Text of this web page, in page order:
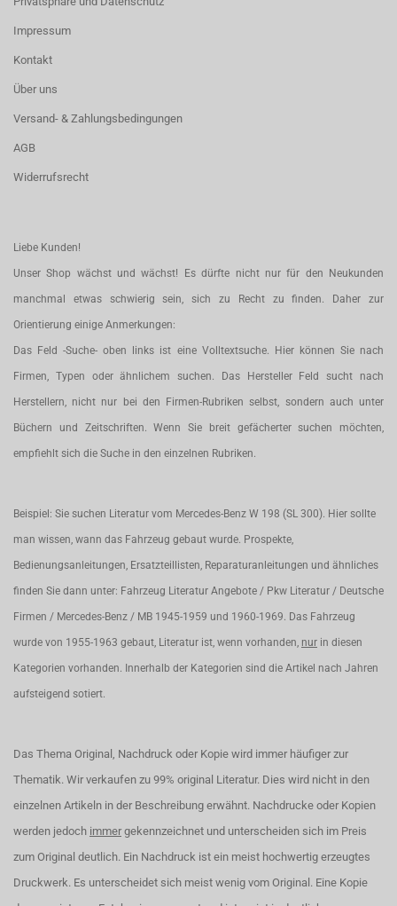
Impressum
Kontakt
Über uns
Versand- & Zahlungsbedingungen
AGB
Widerrufsrecht
Liebe Kunden!
Unser Shop wächst und wächst! Es dürfte nicht nur für den Neukunden
manchmal etwas schwierig sein, sich zu Recht zu finden. Daher zur
Orientierung einige Anmerkungen:
Das Feld -Suche- oben links ist eine Volltextsuche. Hier können Sie nach
Firmen, Typen oder ähnlichem suchen. Das Hersteller Feld sucht nach
Herstellern, nicht nur bei den Firmen-Rubriken selbst, sondern auch unter
Büchern und Zeitschriften. Wenn Sie breit gefächerter suchen möchten,
empfiehlt sich die Suche in den einzelnen Rubriken.
Beispiel: Sie suchen Literatur vom Mercedes-Benz W 198 (SL 300). Hier sollte
man wissen, wann das Fahrzeug gebaut wurde. Prospekte,
Bedienungsanleitungen, Ersatzteillisten, Reparaturanleitungen und ähnliches
finden Sie dann unter: Fahrzeug Literatur Angebote / Pkw Literatur / Deutsche
Firmen / Mercedes-Benz / MB 1945-1959 und 1960-1969. Das Fahrzeug
wurde von 1955-1963 gebaut, Literatur ist, wenn vorhanden, nur in diesen
Kategorien vorhanden. Innerhalb der Kategorien sind die Artikel nach Jahren
aufsteigend sotiert.
Das Thema Original, Nachdruck oder Kopie wird immer häufiger zur
Thematik. Wir verkaufen zu 99% original Literatur. Dies wird nicht in den
einzelnen Artikeln in der Beschreibung erwähnt. Nachdrucke oder Kopien
werden jedoch immer gekennzeichnet und unterscheiden sich im Preis
zum Original deutlich. Ein Nachdruck ist ein meist hochwertig erzeugtes
Druckwerk. Es unterscheidet sich meist wenig vom Original. Eine Kopie